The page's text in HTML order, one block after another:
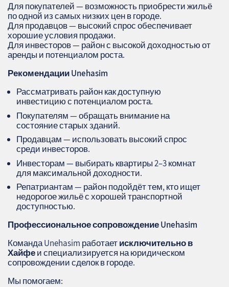
Для покупателей — возможность приобрести жильё
по одной из самых низких цен в городе.
Для продавцов — высокий спрос обеспечивает
хорошие условия продажи.
Для инвесторов — район с высокой доходностью от
аренды и потенциалом роста.
Рекомендации Unehasim
Рассматривать район как доступную
инвестицию с потенциалом роста.
Покупателям — обращать внимание на
состояние старых зданий.
Продавцам — использовать высокий спрос
среди инвесторов.
Инвесторам — выбирать квартиры 2–3 комнат
для максимальной доходности.
Репатриантам — район подойдёт тем, кто ищет
недорогое жильё с хорошей транспортной
доступностью.
Профессиональное сопровождениеUnehasim
Команда Unehasim работаетисключительно в
Хайфеи специализируется на юридическом
сопровождении сделок в городе.
Мы помогаем: